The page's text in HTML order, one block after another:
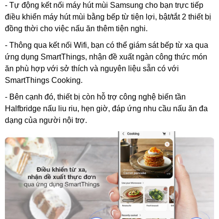
- Tự động kết nối máy hút mùi Samsung cho bạn trực tiếp
điều khiển máy hút mùi bằng bếp từ tiện lợi, bật/tắt 2 thiết bị
đồng thời cho việc nấu ăn thêm tiện nghi.
- Thông qua kết nối Wifi, bạn có thể giám sát bếp từ xa qua
ứng dụng SmartThings, nhận đề xuất ngàn công thức món
ăn phù hợp với sở thích và nguyên liệu sẵn có với
SmartThings Cooking.
- Bên cạnh đó, thiết bị còn hỗ trợ công nghệ biến tần
Halfbridge nấu liu riu, hẹn giờ, đáp ứng nhu cầu nấu ăn đa
dạng của người nội trợ.